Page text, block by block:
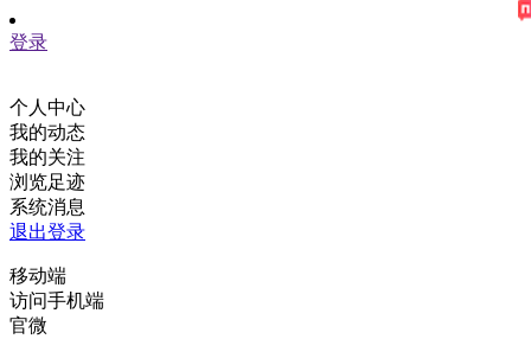
登录
个人中心
我的动态
我的关注
浏览足迹
系统消息
退出登录
移动端
访问手机端
官微